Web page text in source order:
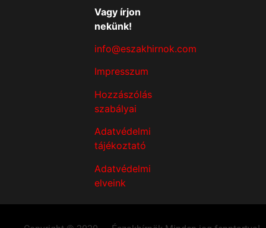
Vagy írjon
nekünk!
info@eszakhirnok.com
Impresszum
Hozzászólás
szabályai
Adatvédelmi
tájékoztató
Adatvédelmi
elveink